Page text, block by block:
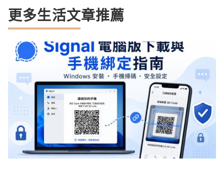
更多生活文章推薦